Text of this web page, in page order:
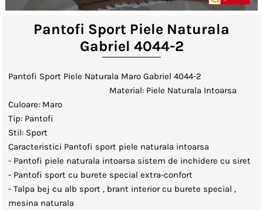
Pantofi Sport Piele Naturala
Gabriel 4044-2
Pantofi Sport Piele Naturala Maro Gabriel 4044-2
Material: Piele Naturala Intoarsa
Culoare: Maro
Tip: Pantofi
Stil: Sport
Caracteristici Pantofi sport piele naturala intoarsa
- Pantofi piele naturala intoarsa sistem de inchidere cu siret
- Pantofi sport cu burete special extra-confort
- Talpa bej cu alb sport , brant interior cu burete special ,
mesina naturala